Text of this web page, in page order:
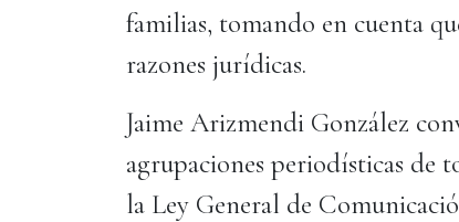
familias, tomando en cuenta
razones jurídicas.
Jaime Arizmendi González
agrupaciones periodísticas de
la Ley General de